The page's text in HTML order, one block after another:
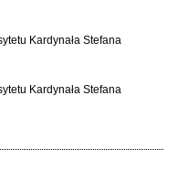
Kardynała Stefana
Kardynała Stefana